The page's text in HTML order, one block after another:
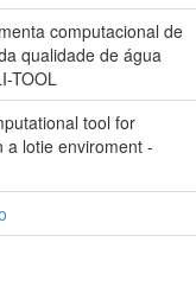
computacional de
qualidade de água
TOOL
tool for
a lotie enviroment -